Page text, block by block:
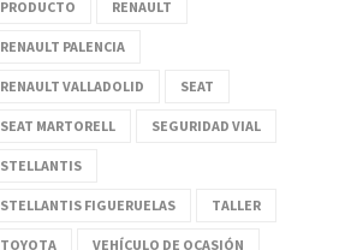
PRODUCTO RENAULT
RENAULT PALENCIA
RENAULT VALLADOLID SEAT
SEAT MARTORELL SEGURIDAD VIAL
STELLANTIS
STELLANTIS FIGUERUELAS TALLER
TOYOTA VEHÍCULO DE OCASIÓN